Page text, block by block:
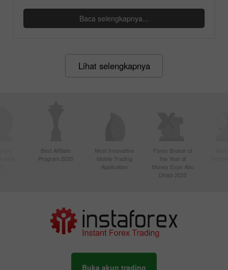
Baca selengkapnya...
Lihat selengkapnya
Best Affiliate
Program 2020
Most Innovative
Mobile Trading
Application
Forex Broker of
the Year di
Money Expo Abu
Dhabi 2025
Buka akun trading